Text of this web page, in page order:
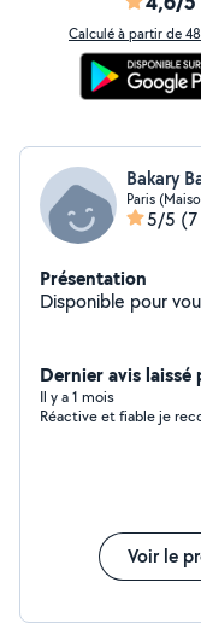
Calculé à partir de
Bakary
Paris
5/5
Présentation
Disponible pour
Dernier avis laissé
Il y a 1 mois
Réactive et fiable je
Voir le